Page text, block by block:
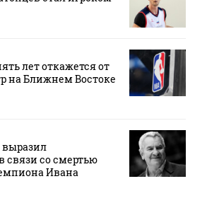
лет откажется от
на Ближнем Востоке
связи со смертью
Ивана